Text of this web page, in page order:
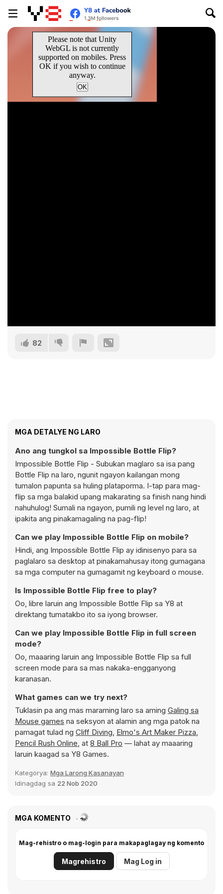
82
MGA DETALYE NG LARO
Ano ang tungkol sa Impossible Bottle Flip?
Impossible Bottle Flip - Subukan maglaro sa isa pang
Bottle Flip na laro, ngunit ngayon kailangan mong
tumalon papunta sa huling plataporma. I-tap para mag-
flip sa mga balakid upang makarating sa finish nang hindi
nahuhulog! Sumali na ngayon, pumili ng level ng laro, at
ipakita ang pinakamagaling na pag-flip!
Can we play Impossible Bottle Flip on mobile?
Hindi, ang Impossible Bottle Flip ay idinisenyo para sa
paglalaro sa desktop at pinakamahusay itong gumagana
sa mga computer na gumagamit ng keyboard o mouse.
Is Impossible Bottle Flip free to play?
Oo, libre laruin ang Impossible Bottle Flip sa Y8 at
direktang tumatakbo ito sa iyong browser.
Can we play Impossible Bottle Flip in full screen
mode?
Oo, maaaring laruin ang Impossible Bottle Flip sa full
screen mode para sa mas nakaka-engganyong
karanasan.
What games can we try next?
Tuklasin pa ang mas maraming laro sa aming Galing sa
Mouse games na seksyon at alamin ang mga patok na
pamagat tulad ng Cliff Diving, Elmo's Art Maker Pizza,
Pencil Rush Online, at 8 Ball Pro — lahat ay maaaring
laruin kaagad sa Y8 Games.
Kategorya: Mga Larong Kasanayan
Idinagdag sa 22 Nob 2020
MGA KOMENTO
Mag-rehistro o mag-login para makapaglagay ng komento
Magrehistro Mag Log in